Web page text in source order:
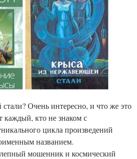
Очень интересно, и что же это
каждый, кто не знаком с
цикла произведений
названием.
мошенник и космический